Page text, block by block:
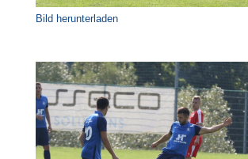
Bild herunterladen